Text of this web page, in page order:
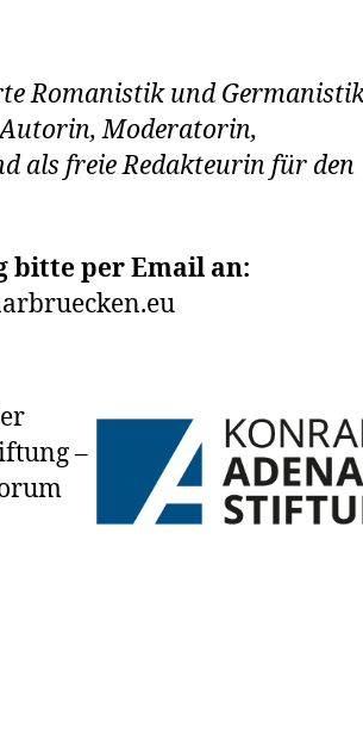
Romanistik und
Moderatorin,
als freie Redakteurin für den
bitte per Email an:
–